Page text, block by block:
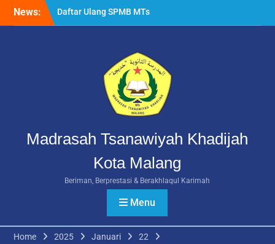
News:
Daftar Ulang SPMB MTs
Khadijah Malang Tahun
Berlangsung Lancar
Rangkuman MATAMUDA
2026: Enam Hari Penuh
Makna Menyambut Siswa
Baru MTs Khadijah Malang
Madrasah Tsanawiyah Khadijah
Kota Malang
Beriman, Berprestasi & Berakhlaqul Karimah
Menu
Home 2025 Januari
22